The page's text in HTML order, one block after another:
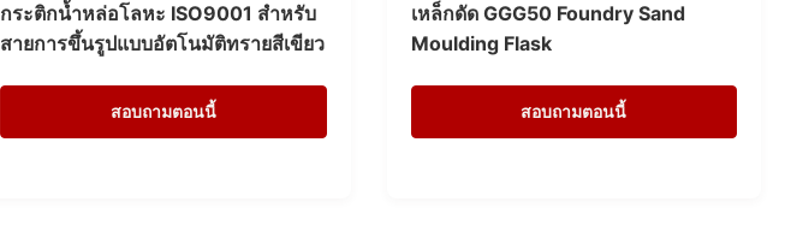
กระติกน้ำหล่อโลหะ ISO9001 สำหรับ
สายการขึ้นรูปแบบอัตโนมัติทรายสีเขียว
สอบถามตอนนี้
เหล็กดัด GGG50 Foundry Sand
Moulding Flask
สอบถามตอนนี้